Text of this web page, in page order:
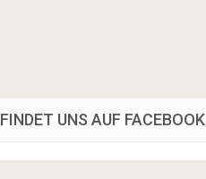
FINDET UNS AUF FACEBOOK